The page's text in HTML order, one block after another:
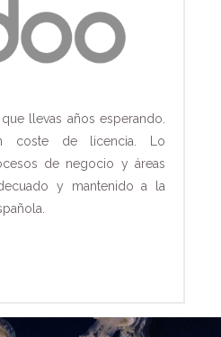
llevas años esperando.
coste de licencia. Lo
de negocio y áreas
y mantenido a la